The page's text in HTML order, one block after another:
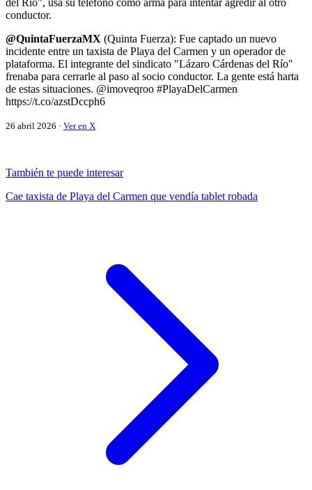
conductor.
@QuintaFuerzaMX (Quinta Fuerza): Fue captado un nuevo
incidente entre un taxista de Playa del Carmen y un operador de
plataforma. El integrante del sindicato "Lázaro Cárdenas del Río"
frenaba para cerrarle al paso al socio conductor. La gente está harta
de estas situaciones. @imoveqroo #PlayaDelCarmen
https://t.co/azstDccph6
26 abril 2026 · Ver en X
También te puede interesar
Cae taxista de Playa del Carmen que vendía tablet robada